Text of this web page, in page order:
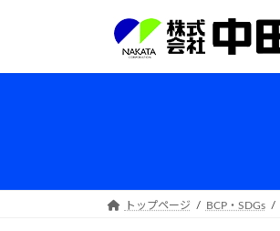
トップページ BCP・SDGs